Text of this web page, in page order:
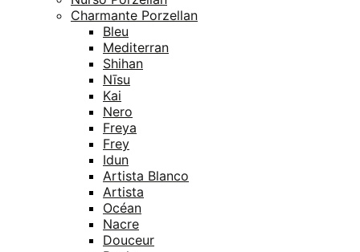
Charmante Porzellan
Bleu
Mediterran
Shihan
Nīsu
Kai
Nero
Freya
Frey
Idun
Artista Blanco
Artista
Océan
Nacre
Douceur